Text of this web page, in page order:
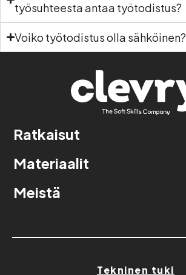
työsuhteesta antaa työtodistus?
Voiko työtodistus olla sähköinen?
Ratkaisut
Materiaalit
Meistä
Tekninen tuki